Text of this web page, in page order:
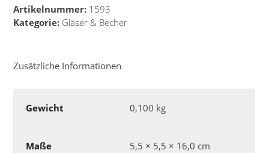
Artikelnummer: 1593
Kategorie: Gläser & Becher
Zusätzliche Informationen
Gewicht 0,100 kg
Maße 5,5 × 5,5 × 16,0 cm